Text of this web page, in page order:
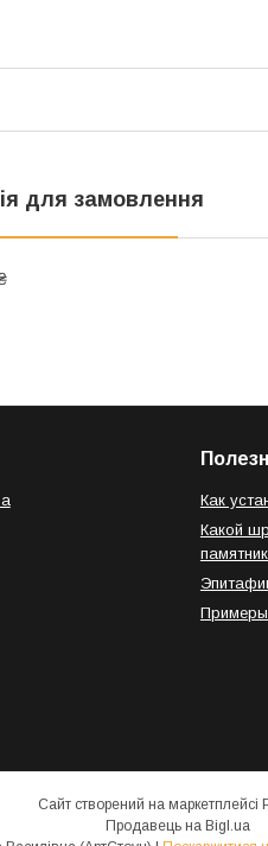
для замовлення
Как
Какой
Сайт створений на маркетплейсі
Продавець на Bigl.ua